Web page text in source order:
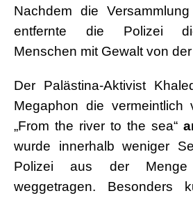
Nachdem die
entfernte die Polizei
Menschen mit Gewalt von
Der Palästina-Aktivist
Megaphon die vermeintlich
„From the river to the sea“
wurde innerhalb weniger
Polizei aus der
weggetragen. Besonders